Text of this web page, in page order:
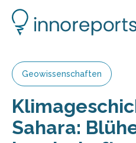
Geowissenschaften
Sahara: